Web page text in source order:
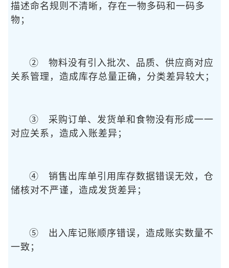
描述命名规则不清晰，存在一物多码和一码多
物；
② 物料没有引入批次、品质、供应商对应
关系管理，造成库存总量正确，分类差异较大；
③ 采购订单、发货单和食物没有形成一一
对应关系，造成入账差异；
④ 销售出库单引用库存数据错误无效，仓
储核对不严谨，造成发货差异；
⑤ 出入库记账顺序错误，造成账实数量不
一致；